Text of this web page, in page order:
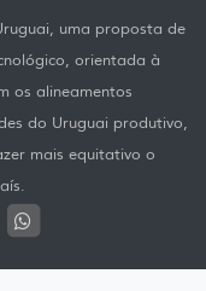
uma proposta de
orientada à
os alineamentos
do Uruguai produtivo,
mais equitativo o